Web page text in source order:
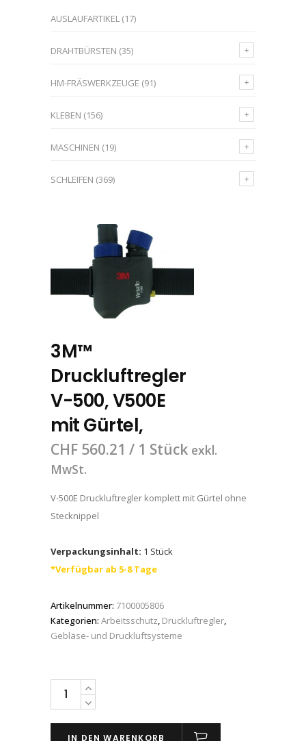
AUSLAUFARTIKEL (17)
DRAHTBÜRSTEN (35)
HM-FRÄSWERKZEUGE (91)
KLEBEN (156)
MASCHINEN (19)
SCHLEIFEN (369)
3M™
Druckluftregler
V-500, V500E
mit Gürtel,
CHF 560.21 / 1 Stück exkl.
MwSt.
V-500E Druckluftregler komplett mit Gürtel ohne
Stecknippel
Verpackungsinhalt: 1 Stück
*Verfügbar ab 5-8 Tage
Artikelnummer: 7100005806
Kategorien: Arbeitsschutz, Druckluftregler,
Gebläse- und Druckluftsysteme
3M™
Druckluftregler
V-
IN DEN WARENKORB